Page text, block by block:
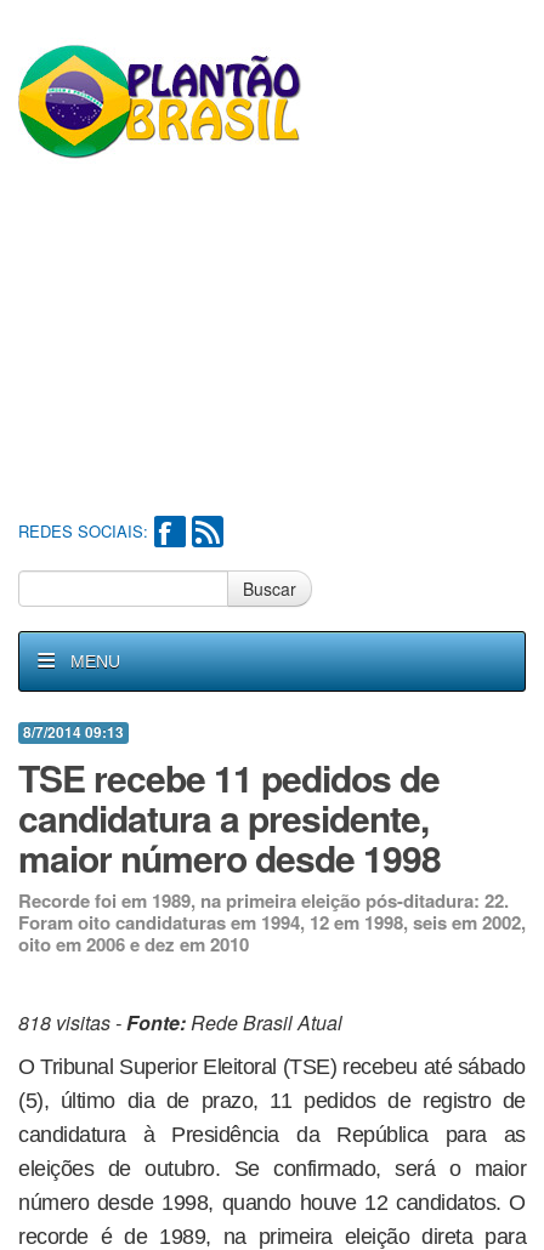
REDES SOCIAIS:
Buscar
MENU
8/7/2014 09:13
TSE recebe 11 pedidos de
candidatura a presidente,
maior número desde 1998
Recorde foi em 1989, na primeira eleição pós-ditadura: 22.
Foram oito candidaturas em 1994, 12 em 1998, seis em 2002,
oito em 2006 e dez em 2010
818 visitas -Fonte:Rede Brasil Atual
O Tribunal Superior Eleitoral (TSE) recebeu até sábado
(5), último dia de prazo, 11 pedidos de registro de
candidatura à Presidência da República para as
eleições de outubro. Se confirmado, será o maior
número desde 1998, quando houve 12 candidatos. O
recorde é de 1989, na primeira eleição direta para